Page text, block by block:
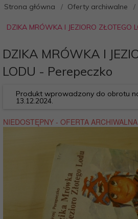
Strona główna Oferty archiwalne
DZIKA MRÓWKA I JEZIORO ZŁOTEGO
DZIKA MRÓWKA I
LODU - Perepeczko
Produkt wprowadzony do obrotu
13.12.2024.